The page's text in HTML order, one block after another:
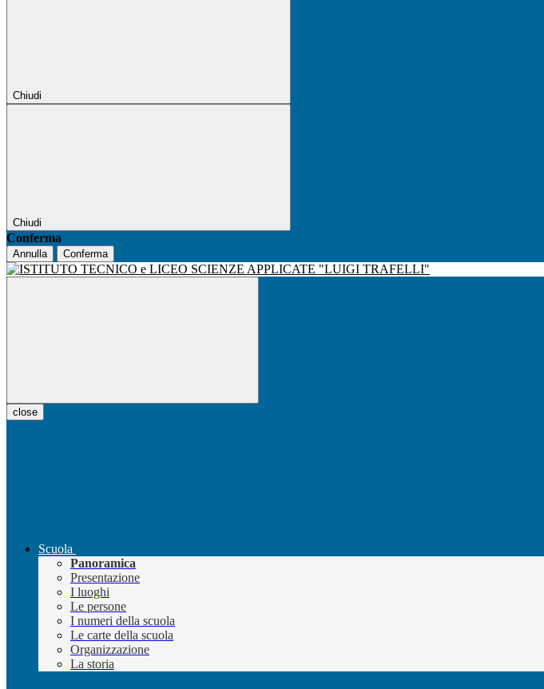
Chiudi
Chiudi
Conferma
Annulla Conferma
close
Scuola
Panoramica
Presentazione
I luoghi
Le persone
I numeri della scuola
Le carte della scuola
Organizzazione
La storia